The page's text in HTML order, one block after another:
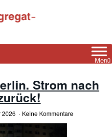
Menü
Strom nach
2026 Keine Kommentare